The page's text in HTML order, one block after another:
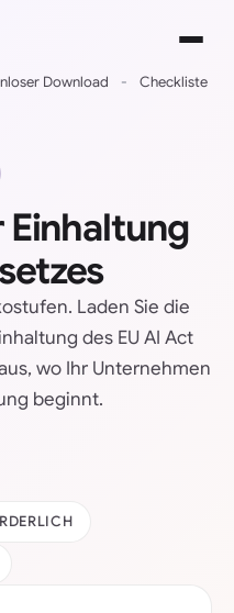
Download -
Checkliste
Laden Sie die
des EU AI Act
wo Ihr Unternehmen
beginnt.